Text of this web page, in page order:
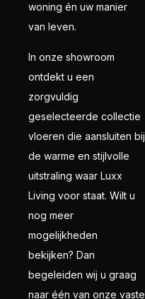
woning én uw manier
van leven.
In onze showroom
ontdekt u een
zorgvuldig
geselecteerde collectie
vloeren die aansluiten bij
de warme en stijlvolle
uitstraling waar Luxx
Living voor staat. Wilt u
nog meer
mogelijkheden
bekijken? Dan
begeleiden wij u graag
naar één van onze vaste